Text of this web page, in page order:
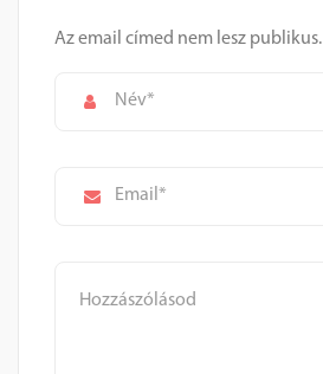
Az email címed nem lesz publikus.